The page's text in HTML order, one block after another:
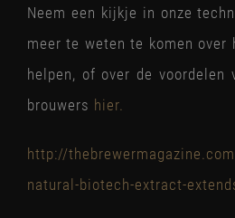
Neem een kijkje in onze
meer te weten te komen over
helpen, of over de voordelen
brouwers hier.
http://
natural-biotech-extract-